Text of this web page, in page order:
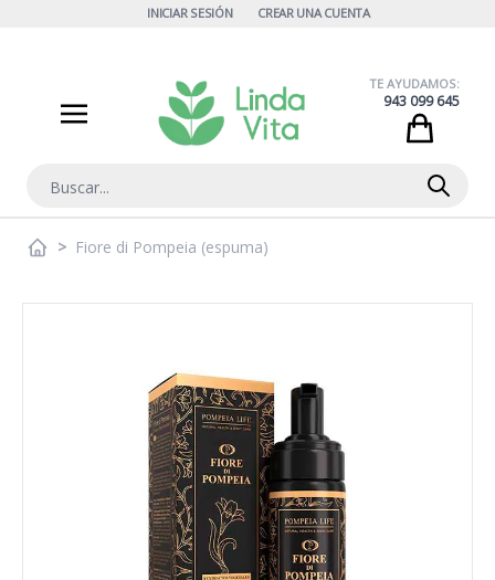
INICIAR SESIÓN CREAR UNA CUENTA
Buscar
TE AYUDAMOS:
943 099 645
> Fiore di Pompeia (espuma)